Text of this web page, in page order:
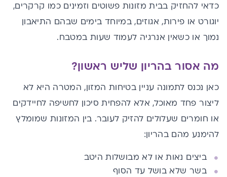
כדאי להחזיק בבית מזונות פשוטים וזמינים כמו קרקרים,
יוגורט או פירות, אגוזים, במיוחד בימים שבהם התיאבון
נמוך או כשאין אנרגיה לעמוד שעות במטבח.
מה אסור בהריון שליש ראשון?
כאן נכנס לתמונה עניין בטיחות המזון, המטרה היא לא
ליצור פחד מאוכל, אלא להפחית סיכון לחשיפה לחיידקים
או חומרים שעלולים להזיק לעובר. בין המזונות שמומלץ
להימנע מהם בהריון:
ביצים נאות או לא מבושלות היטב
בשר שלא בושל עד הסוף